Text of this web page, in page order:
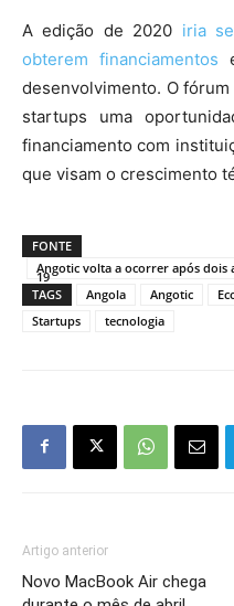
A edição de 2020 iria
obterem financiamentos
desenvolvimento. O
startups uma
financiamento com
que visam o crescimento
FONTE
Angotic volta a ocorrer após dois
19
TAGS
Angola Angotic
Startups
tecnologia
Artigo anterior
Novo MacBook Air chega